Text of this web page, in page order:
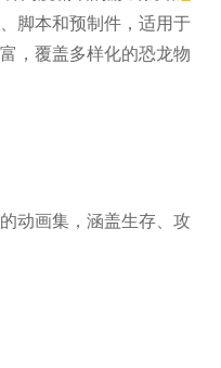
脚本和预制件，适用于
，覆盖多样化的恐龙物
动画集，涵盖生存、攻